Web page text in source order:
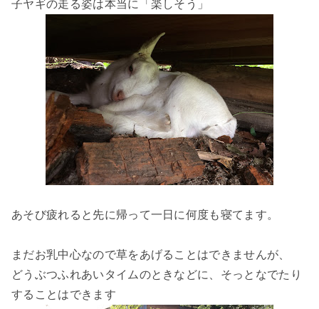
子ヤギの走る姿は本当に「楽しそう」
あそび疲れると先に帰って一日に何度も寝てます。
まだお乳中心なので草をあげることはできませんが、
どうぶつふれあいタイムのときなどに、そっとなでたり
することはできます